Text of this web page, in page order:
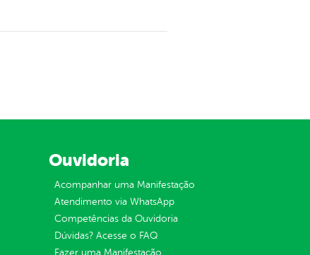
Ouvidoria
Acompanhar uma Manifestação
Atendimento via WhatsApp
Competências da Ouvidoria
Dúvidas? Acesse o FAQ
Fazer uma Manifestação